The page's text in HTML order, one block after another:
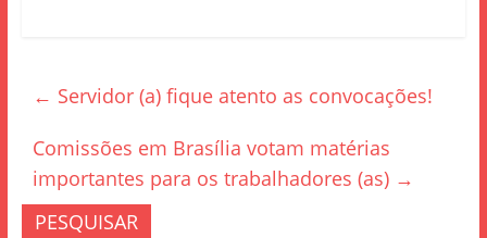
b
o
o
k
← Servidor (a) fique atento as convocações!
Comissões em Brasília votam matérias
importantes para os trabalhadores (as) →
PESQUISAR